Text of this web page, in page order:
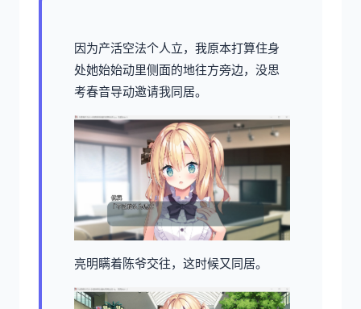
因为产活空法个人立，我原本打算住身
处她始始动里侧面的地往方旁边，没思
考春音导动邀请我同居。
亮明瞒着陈爷交往，这时候又同居。